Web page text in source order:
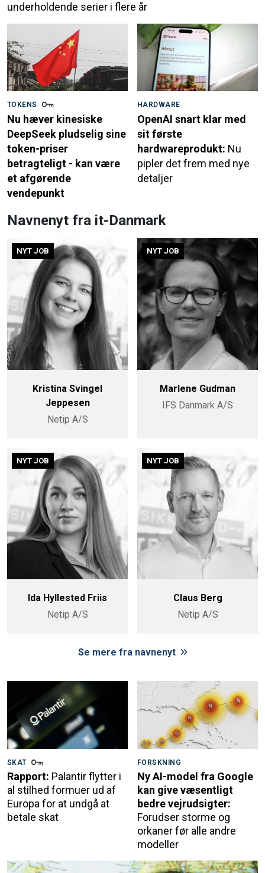
underholdende serier i flere år
TOKENS
Nu hæver kinesiske
DeepSeek pludselig sine
token-priser
betragteligt - kan være
et afgørende
vendepunkt
HARDWARE
OpenAI snart klar med
sit første
hardwareprodukt: Nu
pipler det frem med nye
detaljer
Navnenyt fra it-Danmark
NYT JOB
Kristina Svingel
Jeppesen
Netip A/S
NYT JOB
Marlene Gudman
IFS Danmark A/S
NYT JOB
Ida Hyllested Friis
Netip A/S
NYT JOB
Claus Berg
Netip A/S
Se mere fra navnenyt
SKAT
Rapport: Palantir flytter i
al stilhed formuer ud af
Europa for at undgå at
betale skat
FORSKNING
Ny AI-model fra Google
kan give væsentligt
bedre vejrudsigter:
Forudser storme og
orkaner før alle andre
modeller